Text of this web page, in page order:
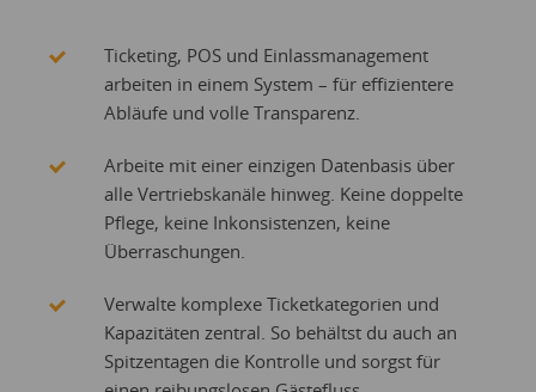
Ticketing, POS und Einlassmanagement
arbeiten in einem System – für effizientere
Abläufe und volle Transparenz.
Arbeite mit einer einzigen Datenbasis über
alle Vertriebskanäle hinweg. Keine doppelte
Pflege, keine Inkonsistenzen, keine
Überraschungen.
Verwalte komplexe Ticketkategorien und
Kapazitäten zentral. So behältst du auch an
Spitzentagen die Kontrolle und sorgst für